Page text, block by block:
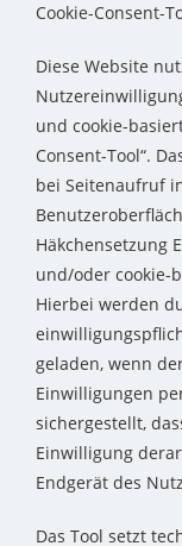
Cookie-Consent-
Diese Website
und cookie-
Consent-Tool“.
bei Seitenaufruf
Häkchensetzung
und/oder cookie-
Hierbei werden
geladen, wenn
Einwilligungen
sichergestellt,
Einwilligung
Endgerät des
Das Tool setzt